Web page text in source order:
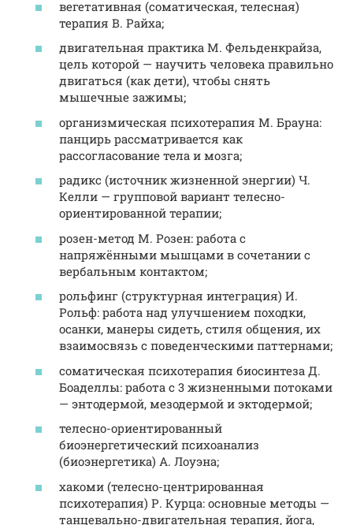
вегетативная (соматическая, телесная)
терапия В. Райха;
двигательная практика М. Фельденкрайза,
цель которой — научить человека правильно
двигаться (как дети), чтобы снять
мышечные зажимы;
организмическая психотерапия М. Брауна:
панцирь рассматривается как
рассогласование тела и мозга;
радикс (источник жизненной энергии) Ч.
Келли — групповой вариант телесно-
ориентированной терапии;
розен-метод М. Розен: работа с
напряжёнными мышцами в сочетании с
вербальным контактом;
рольфинг (структурная интеграция) И.
Рольф: работа над улучшением походки,
осанки, манеры сидеть, стиля общения, их
взаимосвязь с поведенческими паттернами;
соматическая психотерапия биосинтеза Д.
Боаделлы: работа с 3 жизненными потоками
— энтодермой, мезодермой и эктодермой;
телесно-ориентированный
биоэнергетический психоанализ
(биоэнергетика) А. Лоуэна;
хакоми (телесно-центрированная
психотерапия) Р. Курца: основные методы —
танцевально-двигательная терапия, йога,